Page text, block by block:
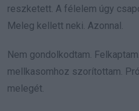
reszketett. A félelem úgy
Meleg kellett neki. Azonnal.
Nem gondolkodtam.
mellkasomhoz szorítottam.
melegét.